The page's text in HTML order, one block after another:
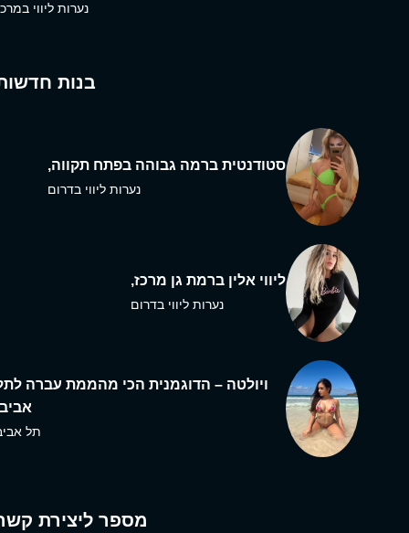
נערות ליווי
בנות
סטודנטית ברמה גבוהה בפתח תקווה,
נערות ליווי בדרום
ליווי אלין ברמת גן מרכז,
נערות ליווי בדרום
ויולטה – הדוגמנית הכי מהממת עברה
תל
מספר ליצירת